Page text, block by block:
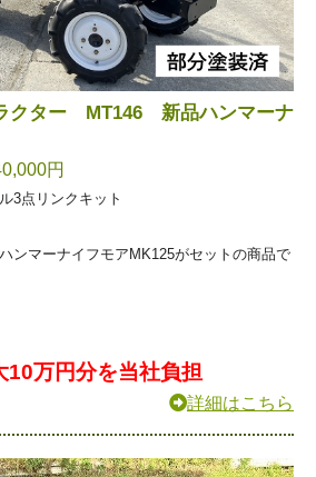
クター MT146 新品ハンマーナ
円
3点リンクキット
ンマーナイフモアMK125がセットの商品で
10万円分を当社負担
詳細はこちら